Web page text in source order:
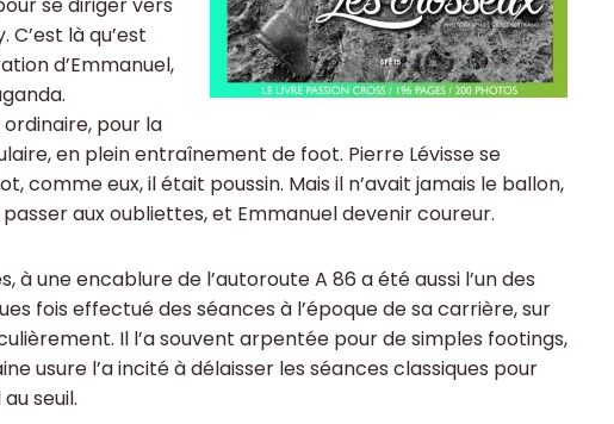
là qu’est
d’Emmanuel,
pour la
en plein entraînement de foot. Pierre Lévisse se
comme eux, il était poussin. Mais il n’avait jamais le ballon,
aux oubliettes, et Emmanuel devenir coureur.
une encablure de l’autoroute A 86 a été aussi l’un des
fois effectué des séances à l’époque de sa carrière, sur
Il l’a souvent arpentée pour de simples footings,
usure l’a incité à délaisser les séances classiques pour
seuil.